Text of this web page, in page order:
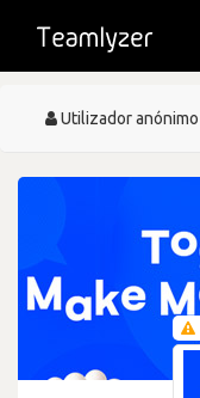
Toggle
Utilizador anónimo